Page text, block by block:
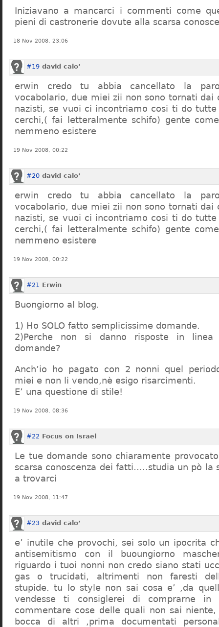
Iniziavano a mancarci i commenti come
pieni di castronerie dovute alla scarsa
18 Nov 2008, 23:06
#19 david calo’
erwin credo tu abbia cancellato la
vocabolario, due miei zii non sono tornati dai
nazisti, se vuoi ci incontriamo cosi ti do tutte
cerchi,( fai letteralmente schifo) gente
nemmeno esistere
19 Nov 2008, 00:22
#20 david calo’
erwin credo tu abbia cancellato la
vocabolario, due miei zii non sono tornati dai
nazisti, se vuoi ci incontriamo cosi ti do tutte
cerchi,( fai letteralmente schifo) gente
nemmeno esistere
19 Nov 2008, 00:22
#21 Erwin
Buongiorno al blog.
1) Ho SOLO fatto semplicissime domande.
2)Perche non si danno risposte in
domande?
Anch’io ho pagato con 2 nonni quel
miei e non li vendo,nè esigo risarcimenti.
E’ una questione di stile!
19 Nov 2008, 08:36
#22 Focus on Israel
Le tue domande sono chiaramente
scarsa conoscenza dei fatti…..studia un pò la
a trovarci
19 Nov 2008, 11:47
#23 david calo’
e’ inutile che provochi, sei solo un ipocrita
antisemitismo con il buoungiorno
riguardo i tuoi nonni non credo siano stati
gas o trucidati, altrimenti non faresti
stupide. tu lo style non sai cosa e’ ,da
vendesse ti consiglerei di comprarne in
commentare cose delle quali non sai
bocca di altri ,prima documentati